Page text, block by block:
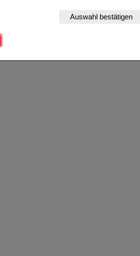
Grundfunktionen unserer Website
diese nicht verzichtet werden kann.
ansprechender zu gestalten,
an bevorzugte Verhaltensweisen (z.B.
den Inhalt auf unserer Website aber
Bitte beachten Sie, dass Daten hierfür
Auswahl bestätigen